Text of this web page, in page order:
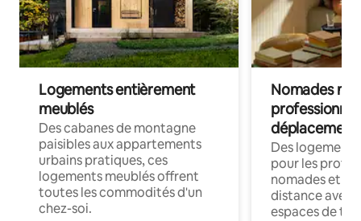
Logements entièrement
meublés
Des cabanes de montagne
paisibles aux appartements
urbains pratiques, ces
logements meublés offrent
toutes les commodités d'un
chez-soi.
Nomades
déplacement
Des
pour les
nomades et
distance avec
espaces de